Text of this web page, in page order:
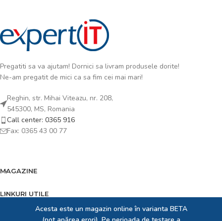
Acesta este un magazin online în varianta BETA
Pregatiti sa va ajutam! Dornici sa livram produsele dorite!
Ne-am pregatit de mici ca sa fim cei mai mari!
Reghin, str. Mihai Viteazu, nr. 208,
545300, MS, Romania
Call center: 0365 916
Fax: 0365 43 00 77
MAGAZINE
LINKURI UTILE
FOOTER MENU